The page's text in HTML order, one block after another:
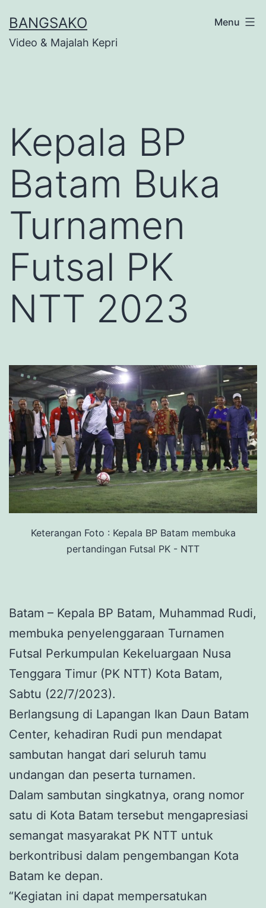
to
content
BANGSAKO
Video & Majalah Kepri
Menu
Kepala BP
Batam Buka
Turnamen
Futsal PK
NTT 2023
Keterangan Foto : Kepala BP Batam membuka
pertandingan Futsal PK - NTT
Batam – Kepala BP Batam, Muhammad Rudi,
membuka penyelenggaraan Turnamen
Futsal Perkumpulan Kekeluargaan Nusa
Tenggara Timur (PK NTT) Kota Batam,
Sabtu (22/7/2023).
Berlangsung di Lapangan Ikan Daun Batam
Center, kehadiran Rudi pun mendapat
sambutan hangat dari seluruh tamu
undangan dan peserta turnamen.
Dalam sambutan singkatnya, orang nomor
satu di Kota Batam tersebut mengapresiasi
semangat masyarakat PK NTT untuk
berkontribusi dalam pengembangan Kota
Batam ke depan.
“Kegiatan ini dapat mempersatukan